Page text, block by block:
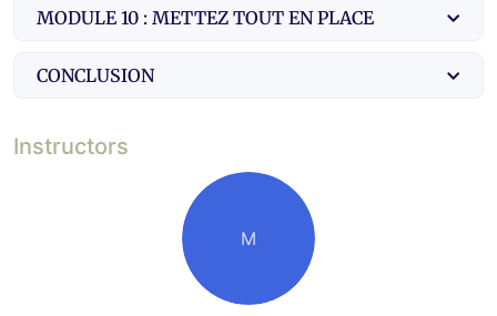
MODULE 10 : METTEZ TOUT EN PLACE
CONCLUSION
Instructors
M